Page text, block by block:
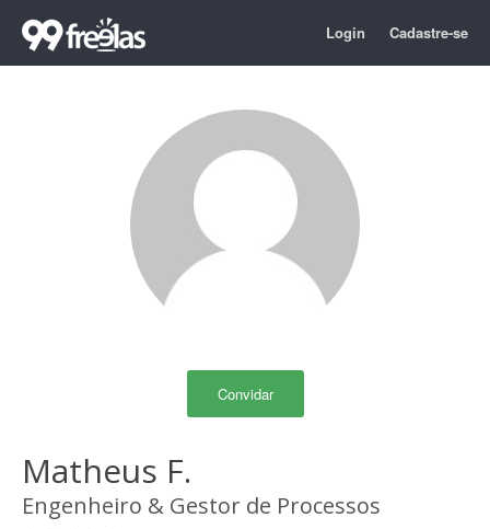
Login Cadastre-se
Convidar
Matheus F.
Engenheiro & Gestor de Processos